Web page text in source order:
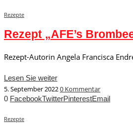
Rezepte
Rezept „AFE’s
Rezept-Autorin Angela Francisca
Lesen Sie weiter
5. September 20220 Kommentar
0 FacebookTwitterPinterestEmail
Rezepte